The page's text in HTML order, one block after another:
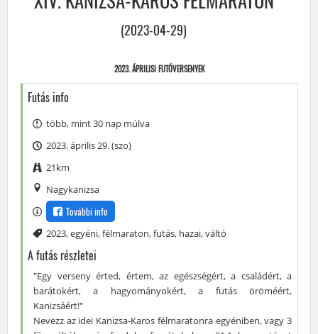
(2023-04-29)
2023. ÁPRILISI FUTÓVERSENYEK
Futás info
több, mint 30 nap múlva
2023. április 29. (szo)
21km
Nagykanizsa
További info
Címke
2023,egyéni,félmaraton,futás, hazai,váltó
A futás részletei
"Egy verseny érted, értem, az egészségért, a családért, a
barátokért, a hagyományokért, a futás öröméért,
Kanizsáért!"
Nevezz az idei Kanizsa-Karos félmaratonra egyéniben, vagy 3